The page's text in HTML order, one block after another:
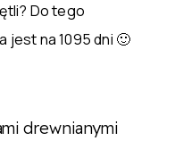
Do tego
na 1095 dni 🙂
drewnianymi